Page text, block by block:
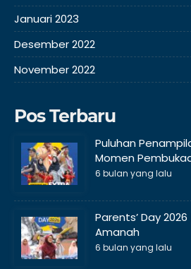
Januari 2023
Desember 2022
November 2022
Pos Terbaru
Puluhan
Momen
6 bulan yang lalu
Parents’ Day
Amanah
6 bulan yang lalu